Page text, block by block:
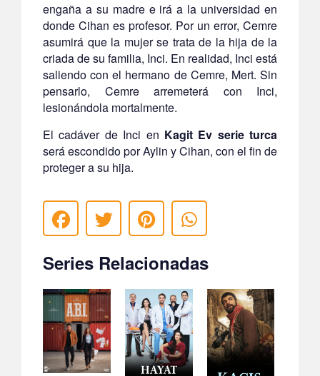
engaña a su madre e irá a la universidad en
donde Cihan es profesor. Por un error, Cemre
asumirá que la mujer se trata de la hija de la
criada de su familia, Inci. En realidad, Inci está
saliendo con el hermano de Cemre, Mert. Sin
pensarlo, Cemre arremeterá con Inci,
lesionándola mortalmente.
El cadáver de Inci en Kagit Ev serie turca
será escondido por Aylin y Cihan, con el fin de
proteger a su hija.
Series Relacionadas